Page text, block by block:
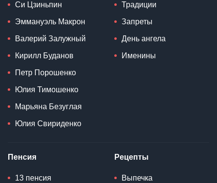
Си Цзиньпин
Эммануэль Макрон
Валерий Залужный
Кирилл Буданов
Петр Порошенко
Юлия Тимошенко
Марьяна Безуглая
Юлия Свириденко
Традиции
Запреты
День ангела
Именины
Пенсия
13 пенсия
Рецепты
Выпечка